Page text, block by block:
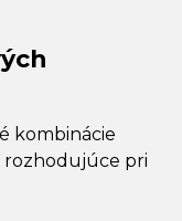
kombinácie
rozhodujúce pri